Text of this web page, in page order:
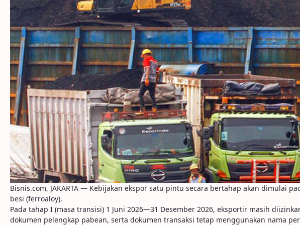
Bisnis.com, JAKARTA — Kebijakan ekspor satu pintu secara bertahap akan dimulai
besi (ferroaloy).
Pada tahap I (masa transisi) 1 Juni 2026—31 Desember 2026, eksportir masih
dokumen pelengkap pabean, serta dokumen transaksi tetap menggunakan nama